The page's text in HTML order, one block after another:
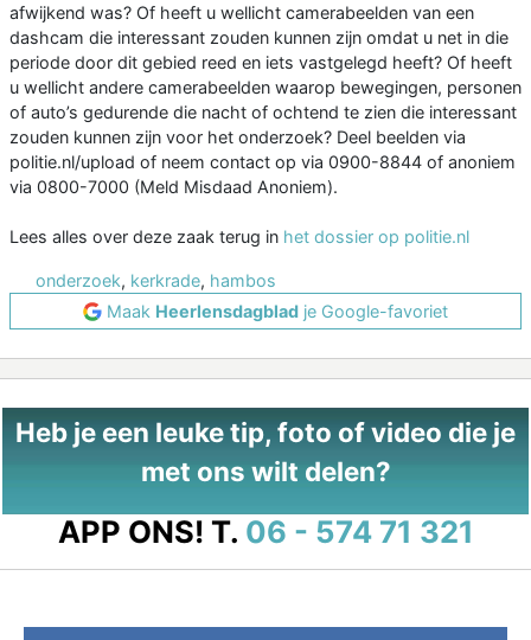
afwijkend was? Of heeft u wellicht camerabeelden van een
dashcam die interessant zouden kunnen zijn omdat u net in die
periode door dit gebied reed en iets vastgelegd heeft? Of heeft
u wellicht andere camerabeelden waarop bewegingen, personen
of auto’s gedurende die nacht of ochtend te zien die interessant
zouden kunnen zijn voor het onderzoek? Deel beelden via
politie.nl/upload of neem contact op via 0900-8844 of anoniem
via 0800-7000 (Meld Misdaad Anoniem).
Lees alles over deze zaak terug in het dossier op politie.nl
onderzoek, kerkrade, hambos
Maak Heerlensdagblad je Google-favoriet
Heb je een leuke tip, foto of video die je
met ons wilt delen?
APP ONS! T. 06 - 574 71 321